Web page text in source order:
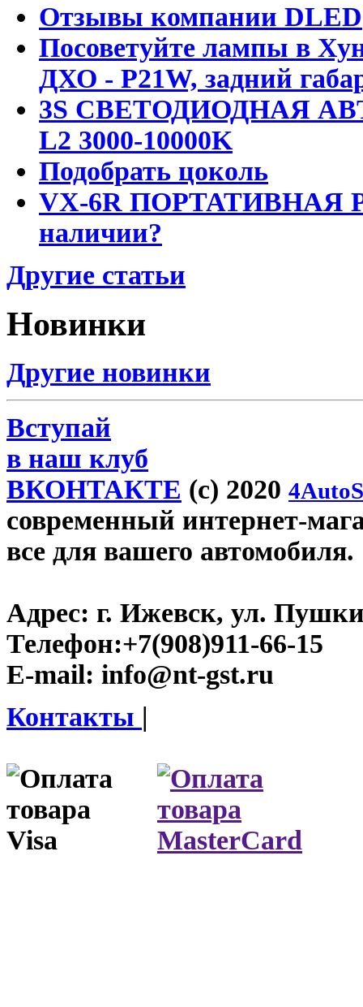
Отзывы компании DLED
Посоветуйте лампы в
ДХО - P21W, задний
3S СВЕТОДИОДНАЯ
L2 3000-10000K
Подобрать цоколь
VX-6R ПОРТАТИВНАЯ
наличии?
Другие статьи
Новинки
Другие новинки
Вступай
в наш клуб
ВКОНТАКТЕ (c) 2020
современный интернет-
все для вашего автомобиля.
Адрес: г. Ижевск, ул.
Телефон:+7(908)911-66-15
E-mail: info@nt-gst.ru
Контакты |